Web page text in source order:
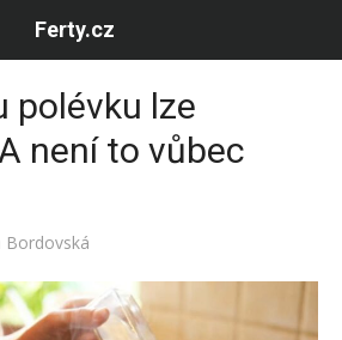
Ferty.cz
polévku lze
není to vůbec
Bordovská